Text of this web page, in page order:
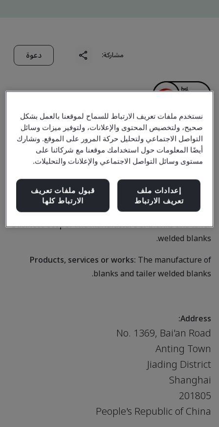
مشاركة: دعوة
Shanghai Baosteel &
Arcelor Tailor Metal Co.,
Ltd.
Business scope:The manufacture of blanks and tailer
welded blanks.
Products, services or works:The manufacture of
blanks and tailer welded blanks.
Address:
No. 1369, Bai'an Road
Anting Town
Jiading District
Shanghai
201805
People's Republic of China
نستخدم ملفات تعريف الارتباط للسماح لموقعنا بالعمل بشكل
صحيح، ولتخصيص المحتوى والإعلانات، ولتوفير ميزات وسائل
التواصل الاجتماعي ولتحليل حركة المرور على الموقع. ونشارك
أيضًا المعلومات حول استخدامك موقعنا مع شركائنا على
مستوى وسائل التواصل الاجتماعي والإعلانات والتحليلات.
إعدادات ملف
تعريف الارتباط
قبول ملفات تعريف
الارتباط كلها